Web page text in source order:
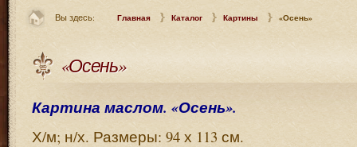
Вы здесь: Главная Каталог Картины «Осень»
«Осень»
Картина маслом. «Осень».
Х/м; н/х. Размеры: 94 х 113 см.